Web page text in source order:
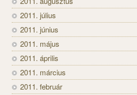
2011. július
2011. június
2011. május
2011. április
2011. március
2011. február